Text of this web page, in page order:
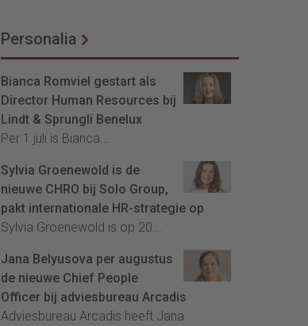
Personalia
Bianca Romviel gestart als
Director Human Resources bij
Lindt & Sprungli Benelux
Per 1 juli is Bianca...
Sylvia Groenewold is de
nieuwe CHRO bij Solo Group,
pakt internationale HR-strategie op
Sylvia Groenewold is op 20...
Jana Belyusova per augustus
de nieuwe Chief People
Officer bij adviesbureau Arcadis
Adviesbureau Arcadis heeft Jana